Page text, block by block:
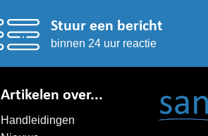
Stuur een bericht
binnen 24 uur reactie
Artikelen over...
Handleidingen